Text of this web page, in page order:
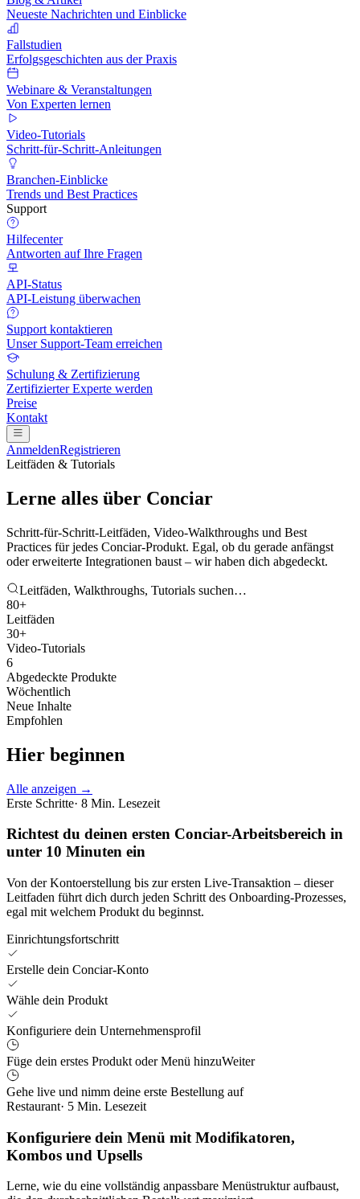
Neueste Nachrichten und Einblicke
Fallstudien
Erfolgsgeschichten aus der Praxis
Webinare & Veranstaltungen
Von Experten lernen
Video-Tutorials
Schritt-für-Schritt-Anleitungen
Branchen-Einblicke
Trends und Best Practices
Support
Hilfecenter
Antworten auf Ihre Fragen
API-Status
API-Leistung überwachen
Support kontaktieren
Unser Support-Team erreichen
Schulung & Zertifizierung
Zertifizierter Experte werden
Preise
Kontakt
AnmeldenRegistrieren
Leitfäden & Tutorials
Lerne alles über Conciar
Schritt-für-Schritt-Leitfäden, Video-Walkthroughs und Best
Practices für jedes Conciar-Produkt. Egal, ob du gerade anfängst
oder erweiterte Integrationen baust – wir haben dich abgedeckt.
Leitfäden, Walkthroughs, Tutorials suchen…
80+
Leitfäden
30+
Video-Tutorials
6
Abgedeckte Produkte
Wöchentlich
Neue Inhalte
Empfohlen
Hier beginnen
Alle anzeigen →
Erste Schritte· 8 Min. Lesezeit
Richtest du deinen ersten Conciar-Arbeitsbereich in
unter 10 Minuten ein
Von der Kontoerstellung bis zur ersten Live-Transaktion – dieser
Leitfaden führt dich durch jeden Schritt des Onboarding-Prozesses,
egal mit welchem Produkt du beginnst.
Einrichtungsfortschritt
Erstelle dein Conciar-Konto
Wähle dein Produkt
Konfiguriere dein Unternehmensprofil
Füge dein erstes Produkt oder Menü hinzuWeiter
Gehe live und nimm deine erste Bestellung auf
Restaurant· 5 Min. Lesezeit
Konfiguriere dein Menü mit Modifikatoren,
Kombos und Upsells
Lerne, wie du eine vollständig anpassbare Menüstruktur aufbaust,